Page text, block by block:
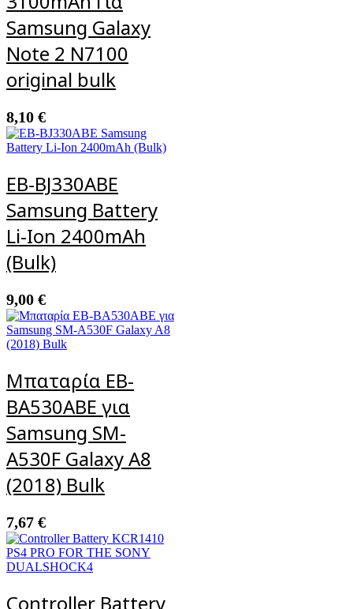
Samsung Galaxy
Note 2 N7100
original bulk
8,10 €
EB-BJ330ABE
Samsung Battery
Li-Ion 2400mAh
(Bulk)
9,00 €
Μπαταρία EB-
BA530ABE για
Samsung SM-
A530F Galaxy A8
(2018) Bulk
7,67 €
Controller Battery